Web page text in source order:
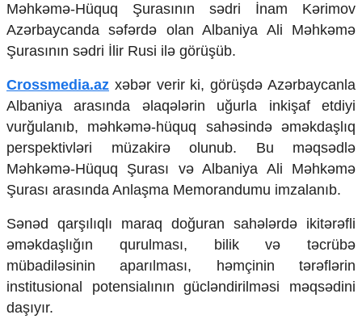
İnfoqrafika
Podcast
Humanitar
Elm və təhsil
Mədəniyyət
Diaspor
Yüksəliş hekayəsi
Mədəniyyətimizin Zəfəri
Zəfər Diasporu
Səhiyyə
Turizm
İqtisadiyyat
İqtisadi xəbərlər
Energetika
Məhkəmə-Hüquq Şurasının sədri İnam Kərimov
Azərbaycanda səfərdə olan Albaniya Ali Məhkəmə
Şurasının sədri İlir Rusi ilə görüşüb.
Crossmedia.az xəbər verir ki, görüşdə Azərbaycanla
Albaniya arasında əlaqələrin uğurla inkişaf etdiyi
vurğulanıb, məhkəmə-hüquq sahəsində əməkdaşlıq
perspektivləri müzakirə olunub. Bu məqsədlə
Məhkəmə-Hüquq Şurası və Albaniya Ali Məhkəmə
Şurası arasında Anlaşma Memorandumu imzalanıb.
Sənəd qarşılıqlı maraq doğuran sahələrdə ikitərəfli
əməkdaşlığın qurulması, bilik və təcrübə
mübadiləsinin aparılması, həmçinin tərəflərin
institusional potensialının gücləndirilməsi məqsədini
daşıyır.